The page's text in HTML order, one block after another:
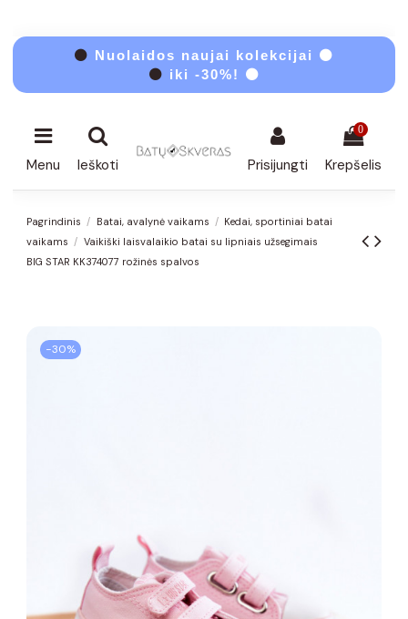
⚫ Nuolaidos naujai kolekcijai ⚫
⚫ iki -30%! ⚫
Menu Ieškoti Prisijungti
0
Krepšelis
Pagrindinis Batai, avalynė vaikams
Kedai, sportiniai batai
vaikams
Vaikiški laisvalaikio batai su lipniais užsegimais
BIG STAR KK374077 rožinės spalvos
−30%